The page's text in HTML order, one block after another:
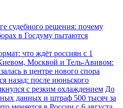
судебного решения: почему
в Госдуму пытаются
что ждёт россиян с 1
Москвой и Тель-Авивом:
в центре нового спора
назад: после июньского
с резким охлаждением До
данных и штраф 500 тысяч за